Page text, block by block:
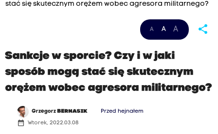
stać się skutecznym orężem wobec agresora militarnego?
A A A share
Sankcje w sporcie? Czy i w jaki
sposób mogą stać się skutecznym
orężem wobec agresora militarnego?
Grzegorz BERNASIK Przed hejnałem
date_range Wtorek, 2022.03.08